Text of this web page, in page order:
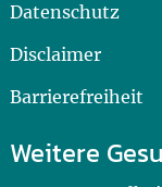
Datenschutz
Disclaimer
Barrierefreiheit
Weitere